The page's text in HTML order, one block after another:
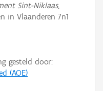
Sint-Niklaas,
in Vlaanderen 7n1
gesteld door:
(AOE)